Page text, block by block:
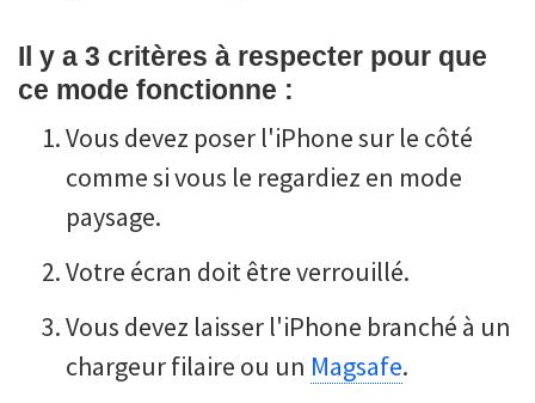
Il y a 3 critères à respecter pour que
ce mode fonctionne :
Vous devez poser l'iPhone sur le côté
comme si vous le regardiez en mode
paysage.
Votre écran doit être verrouillé.
Vous devez laisser l'iPhone branché à un
chargeur filaire ou un Magsafe.